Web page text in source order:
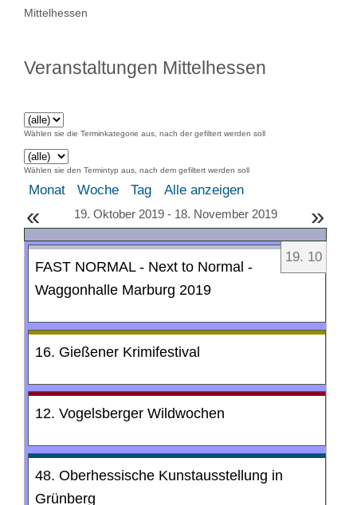
Mittelhessen
Veranstaltungen Mittelhessen
Wählen sie die Terminkategorie aus, nach der gefiltert werden soll
Wählen sie den Termintyp aus, nach dem gefiltert werden soll
Monat Woche Tag Alle anzeigen
« 19. Oktober 2019 - 18. November 2019 »
19. 10
FAST NORMAL - Next to Normal -
Waggonhalle Marburg 2019
16. Gießener Krimifestival
12. Vogelsberger Wildwochen
48. Oberhessische Kunstausstellung in
Grünberg